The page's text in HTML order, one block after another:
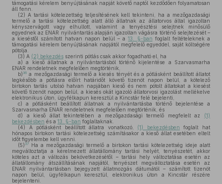
támogatási kérelem benyújtásának napját követő naptól kezdődően folyamatosan
áll fenn.
(2) A tartási kötelezettség teljesítésének kell tekinteni, ha a mezőgazdasági
termelő a tartási kötelezettség alatt álló állatnak az állatorvos által igazoltan
kényszervágott vagy elhullott, valamint a tenyésztési selejtnek minősülő
egyednek az ENAR nyilvántartás alapján igazoltan vágásra történő selejtezését –
a kieséstől számított hatvan napon belül – a13. §-ban foglalt feltételeknek a
támogatási kérelem benyújtásának napjától megfelelő egyeddel, saját költségére
pótolja.
(3) A (2) bekezdés szerinti pótlás csak akkor fogadható el, ha
a) a kieső állatnak a nyilvántartásból történő kijelentése a Szarvasmarha
ENAR rendeletnek megfelelően megtörténik,
b) 36 a mezőgazdasági termelő a kiesés tényét és a pótlásként beállított állatot
legkésőbb a pótlásra előírt határidőt követő tizenöt napon belül, a kötelező
birtokon tartás utolsó hatvan napjában kieső és nem pótolt állatokat a kiesést
követő tizenöt napon belül, a kiesés okát igazoló állatorvosi igazolást mellékelve
elektronikus úton, ügyfélkapun keresztül a Kincstár felé bejelenti,
c) a pótlásként beállított állatnak a nyilvántartásba történő bejelentése a
Szarvasmarha ENAR rendeletnek megfelelően megtörténik, és
d) a kieső állat tekintetében a mezőgazdasági termelő megfelelt az (1)
bekezdésben és a 13. §-ban foglaltaknak.
(4) A pótlásként beállított állatra vonatkozó, (1) bekezdésben foglalt hat
hónapos birtokon tartási kötelezettség számításakor a kieső állat esetében eltelt
időt figyelembe kell venni.
(5) 37
Ha a mezőgazdasági termelő a birtokon tartási kötelezettség ideje alatt
megváltoztatja a kérelmezett állatállomány tartási helyét, tenyészetét, akkor
köteles azt a változás bekövetkezésétől – tartási hely változtatása esetén az
állatállomány átszállításának napjától, tenyészet megváltoztatása esetén az
ENAR nyilvántartásban bejegyzett állatmozgás dátumától – számított tizenöt
napon belül, ügyfélkapun keresztül, elektronikus úton a Kincstár részére
bejelenteni.